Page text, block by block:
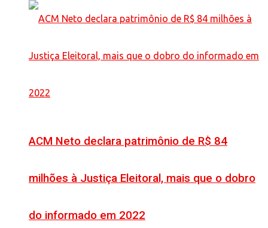
ACM Neto declara patrimônio de R$ 84
milhões à Justiça Eleitoral, mais que o dobro
do informado em 2022